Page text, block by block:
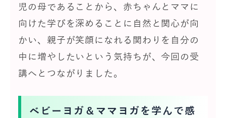
児の母であることから、赤ちゃんとママに
向けた学びを深めることに自然と関心が向
かい、親子が笑顔になれる関わりを自分の
中に増やしたいという気持ちが、今回の受
講へとつながりました。
ベビーヨガ＆ママヨガを学んで感